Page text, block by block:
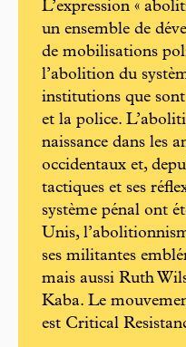
L’expression «
un ensemble de
de mobilisations
l’abolition du
institutions que
et la police.
naissance dans les
occidentaux et,
tactiques et ses
système pénal ont
Unis,
ses militantes
mais aussi Ruth
Kaba. Le
est Critical